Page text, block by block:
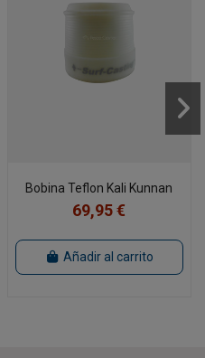
Bobina Teflon Kali Kunnan
69,95 €
Añadir al carrito